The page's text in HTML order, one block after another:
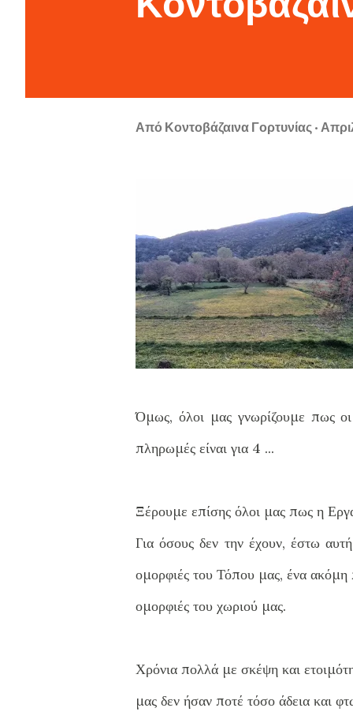
Από Κοντοβάζαινα Γορτυνίας
Όμως, όλοι μας γνωρίζουμε πως
πληρωμές είναι για 4 ...
Ξέρουμε επίσης όλοι μας πως η
Για όσους δεν την έχουν, έστω
ομορφιές του Τόπου μας, ένα ακόμη
ομορφιές του χωριού μας.
Χρόνια πολλά με σκέψη και
μας δεν ήσαν ποτέ τόσο άδεια και